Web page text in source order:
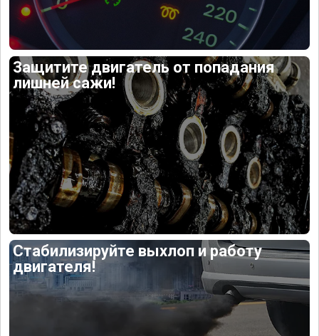
Защитите двигатель от попадания
лишней сажи!
Стабилизируйте выхлоп и работу
двигателя!